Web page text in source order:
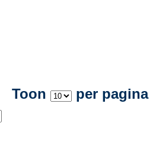
Toon per pagina